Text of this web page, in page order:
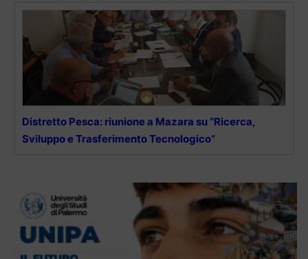
Distretto Pesca: riunione a Mazara su “Ricerca,
Sviluppo e Trasferimento Tecnologico”